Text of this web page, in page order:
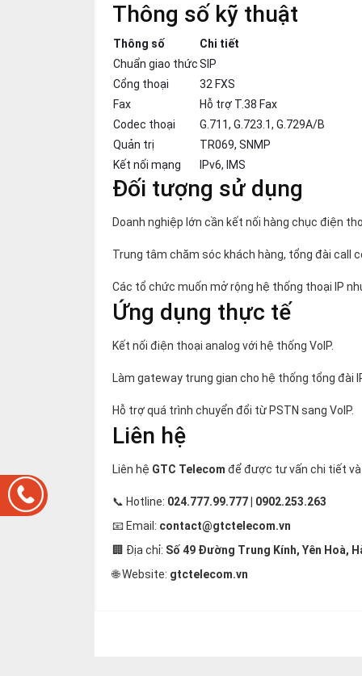
Thông số kỹ thuật
Thông số
Chi tiết
Chuẩn giao thứcSIP
Cổng thoại
32 FXS
Fax
Hỗ trợ T.38 Fax
Codec thoại
G.711, G.723.1, G.729A/B
Quản trị
TR069, SNMP
Kết nối mạng
IPv6, IMS
Đối tượng sử dụng
Doanh nghiệp lớn cần kết nối hàng chục điện
Trung tâm chăm sóc khách hàng, tổng đài call
Các tổ chức muốn mở rộng hệ thống thoại IP
Ứng dụng thực tế
Kết nối điện thoại analog với hệ thống VoIP.
Làm gateway trung gian cho hệ thống tổng đài
Hỗ trợ quá trình chuyển đổi từ PSTN sang VoIP.
Liên hệ
Liên hệ GTC Telecom để được tư vấn chi tiết
📞 Hotline: 024.777.99.777 | 0902.253.263
📧 Email: contact@gtctelecom.vn
🏢 Địa chỉ: Số 49 Đường Trung Kính, Yên Hoà,
🌐 Website: gtctelecom.vn